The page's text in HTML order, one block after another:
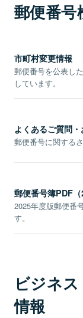
郵便番号
市町村変更情報
郵便番号を公表し
しています。
よくあるご質問
郵便番号に関する
郵便番号簿PDF（
2025年度版郵便番
す。
ビジネ
情報